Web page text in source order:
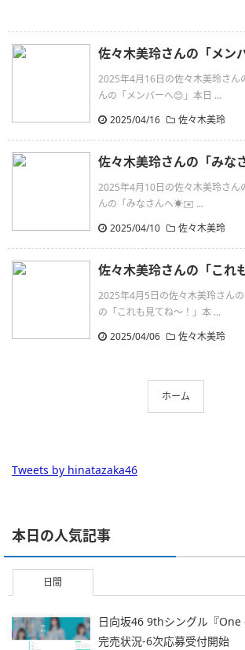
佐々木美玲さんの「メン
2025年4月16日の佐々木美玲さん
んの「メンバーへ😊」本日 ...
2025/04/16
佐々木美玲
佐々木美玲さんの「みな
2025年4月10日の佐々木美玲さん
んの「みなさんへ☀️✉️ ...
2025/04/10
佐々木美玲
佐々木美玲さんの「これ
2025年4月5日の佐々木美玲さん
の「これも見てね〜！」本 ...
2025/04/06
佐々木美玲
ホーム
Tweets by hinatazaka46
本日の人気記事
日間
日向坂46 9thシングル『One
完売状況-6次応募受付開始